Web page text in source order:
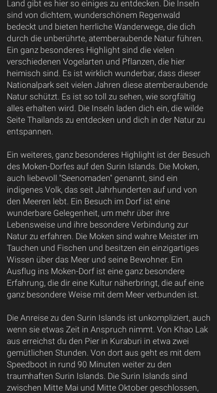
Land gibt es hier so einiges zu entdecken. Die Inseln
sind von dichtem, wunderschönem Regenwald
bedeckt und bieten herrliche Wanderwege, die dich
durch die unberührte, atemberaubende Natur führen.
Ein ganz besonderes Highlight sind die vielen
verschiedenen Vogelarten und Pflanzen, die hier
heimisch sind. Es ist wirklich wunderbar, dass dieser
Nationalpark seit vielen Jahren diese atemberaubende
Natur schützt. Es ist so toll zu sehen, wie sorgfältig
alles erhalten wird. Die Inseln laden dich ein, die wilde
Seite Thailands zu entdecken und dich in der Natur zu
entspannen.
Ein weiteres, ganz besonderes Highlight ist der Besuch
des Moken-Dorfes auf den Surin Islands. Die Moken,
auch liebevoll "Seenomaden" genannt, sind ein
indigenes Volk, das seit Jahrhunderten auf und von
den Meeren lebt. Ein Besuch im Dorf ist eine
wunderbare Gelegenheit, um mehr über ihre
Lebensweise und ihre besondere Verbindung zur
Natur zu erfahren. Die Moken sind wahre Meister im
Tauchen und Fischen und besitzen ein einzigartiges
Wissen über das Meer und seine Bewohner. Ein
Ausflug ins Moken-Dorf ist eine ganz besondere
Erfahrung, die dir eine Kultur näherbringt, die auf eine
ganz besondere Weise mit dem Meer verbunden ist.
Die Anreise zu den Surin Islands ist unkompliziert, auch
wenn sie etwas Zeit in Anspruch nimmt. Von Khao Lak
aus erreichst du den Pier in Kuraburi in etwa zwei
gemütlichen Stunden. Von dort aus geht es mit dem
Speedboot in rund 90 Minuten weiter zu den
traumhaften Surin Islands. Die Surin Islands sind
zwischen Mitte Mai und Mitte Oktober geschlossen,